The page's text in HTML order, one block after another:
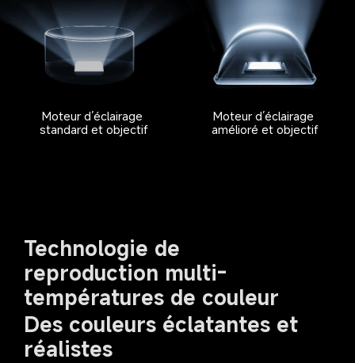
Moteur d’éclairage
standard et objectif
Moteur d’éclairage
amélioré et objectif
Technologie de
reproduction multi-
températures de couleur
Des couleurs éclatantes et
réalistes